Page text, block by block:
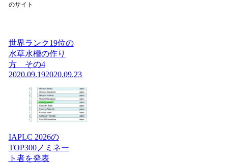
のサイト
世界ランク19位の
水草水槽の作り
方 その4
2020.09.192020.09.23
IAPLC 2026の
TOP300ノミネー
ト者を発表